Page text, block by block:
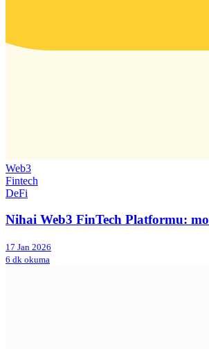
Web3
Fintech
DeFi
Nihai Web3 FinTech Platformu:
17 Jan 2026
6 dk okuma